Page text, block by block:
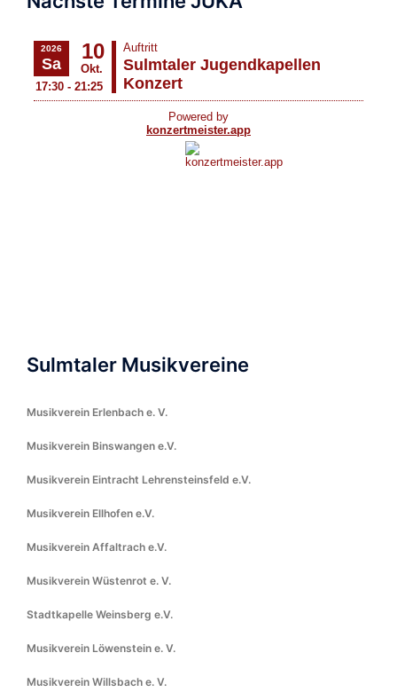
Sulmtaler Musikvereine
Musikverein Erlenbach e. V.
Musikverein Binswangen e.V.
Musikverein Eintracht Lehrensteinsfeld e.V.
Musikverein Ellhofen e.V.
Musikverein Affaltrach e.V.
Musikverein Wüstenrot e. V.
Stadtkapelle Weinsberg e.V.
Musikverein Löwenstein e. V.
Musikverein Willsbach e. V.